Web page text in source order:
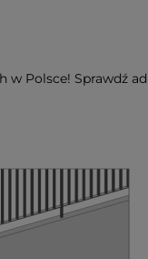
Polsce! Sprawdź